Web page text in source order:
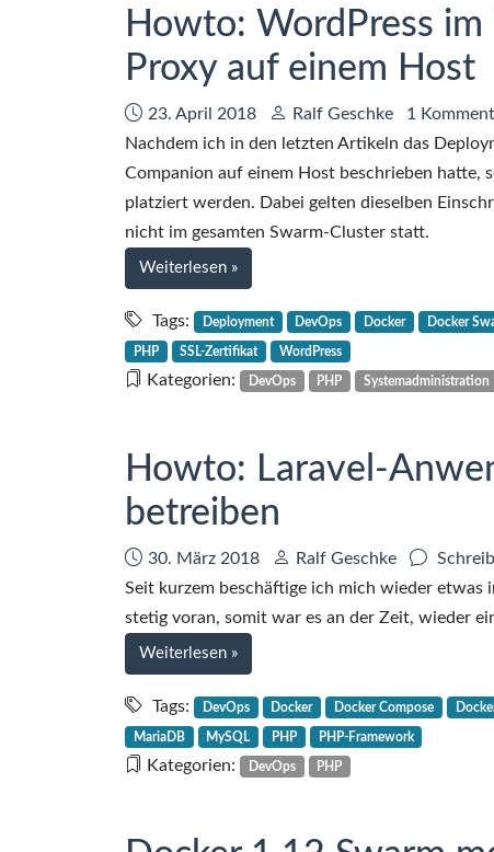
Docker-
Container
Howto: WordPress
Proxy auf einem Host
Datum:
23. April 2018 Autor:
Ralf Geschke
1
Nachdem ich in den letzten Artikeln das
Companion auf einem Host beschrieben hatte,
platziert werden. Dabei gelten dieselben
nicht im gesamten Swarm-Cluster statt.
Weiterlesen bei
Howto:
WordPress
im
Docker
Nginx-
Proxy
auf
einem
Host
»
Tags: Deployment DevOps Docker Docker
PHP SSL-Zertifikat WordPress
Kategorien: DevOps PHP Systemadministration
Howto: Laravel-
betreiben
Datum:
30. März 2018 Autor:
Ralf Geschke
Seit kurzem beschäftige ich mich wieder
stetig voran, somit war es an der Zeit, wieder
Weiterlesen bei
Howto:
Laravel-
Anwendung
im
Mode
»
Tags: DevOps Docker Docker Compose
MariaDB MySQL PHP PHP-Framework
Kategorien: DevOps PHP